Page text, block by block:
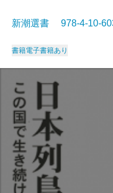
新潮選書 978-4-10-
書籍電子書籍あり